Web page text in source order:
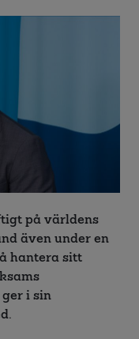
på världens
även under en
hantera sitt
i sin